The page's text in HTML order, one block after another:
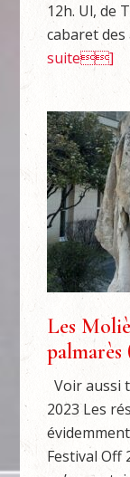
12h. Ul, de
cabaret des
suite]
Les
palmarès
Voir aussi
2023 Les
Festival Off